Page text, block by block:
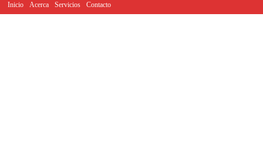
Inicio
Acerca Servicios Contacto